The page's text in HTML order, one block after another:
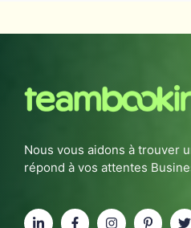
Nous vous aidons à trouver
répond à vos attentes